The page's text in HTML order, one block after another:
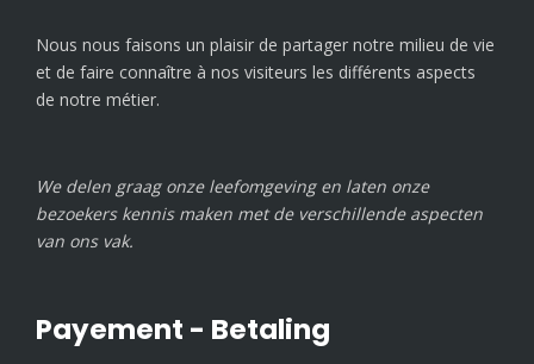
Nous nous faisons un plaisir de partager notre milieu de vie
et de faire connaître à nos visiteurs les différents aspects
de notre métier.
We delen graag onze leefomgeving en laten onze
bezoekers kennis maken met de verschillende aspecten
van ons vak.
Payement - Betaling